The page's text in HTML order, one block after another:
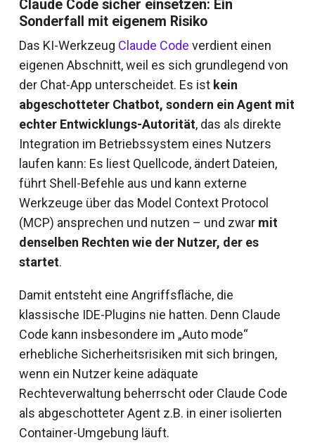
Claude Code sicher einsetzen: Ein
Sonderfall mit eigenem Risiko
Das KI-Werkzeug Claude Code verdient einen
eigenen Abschnitt, weil es sich grundlegend von
der Chat-App unterscheidet. Es ist kein
abgeschotteter Chatbot, sondern ein Agent mit
echter Entwicklungs-Autorität, das als direkte
Integration im Betriebssystem eines Nutzers
laufen kann: Es liest Quellcode, ändert Dateien,
führt Shell-Befehle aus und kann externe
Werkzeuge über das Model Context Protocol
(MCP) ansprechen und nutzen – und zwar mit
denselben Rechten wie der Nutzer, der es
startet.
Damit entsteht eine Angriffsfläche, die
klassische IDE-Plugins nie hatten. Denn Claude
Code kann insbesondere im „Auto mode“
erhebliche Sicherheitsrisiken mit sich bringen,
wenn ein Nutzer keine adäquate
Rechteverwaltung beherrscht oder Claude Code
als abgeschotteter Agent z.B. in einer isolierten
Container-Umgebung läuft.